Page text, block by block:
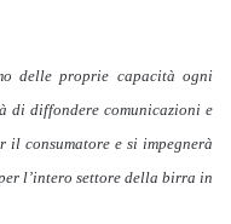
delle proprie capacità ogni
di diffondere comunicazioni e
consumatore e si impegnerà
l’intero settore della birra in